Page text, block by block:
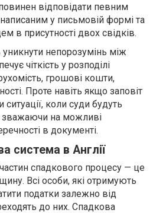
відповідати певним
у письмовій формі та
в присутності двох свідків.
непорозумінь між
чіткість у розподілі
грошові кошти,
Проте навіть якщо заповіт
коли суди будуть
зважаючи на можливі
в документі.
система в Англії
спадкового процесу — це
Всі особи, які отримують
податки залежно від
до них. Спадкова